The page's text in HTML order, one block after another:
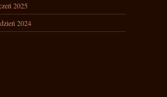
2025
2024